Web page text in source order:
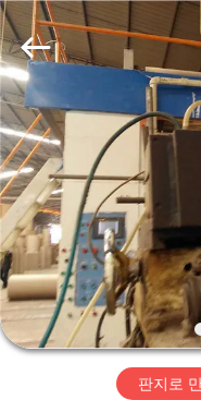
집
제
품
우
리
2020
-
2026
HUATAO
LOVER
LTD.
All
Rights
Reserved.
판지로